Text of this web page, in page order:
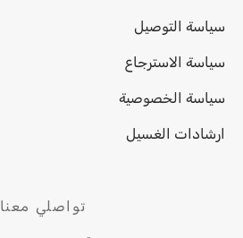
سياسة التوصيل
سياسة الاسترجاع
سياسة الخصوصية
ارشادات الغسيل
تواصلي معنا